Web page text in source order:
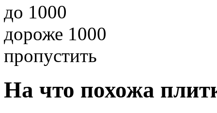
до 1000
дороже 1000
пропустить
На что похожа